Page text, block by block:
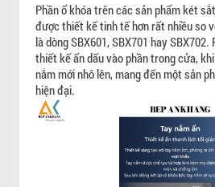
Phần ổ khóa trên các sản phẩm két
được thiết kế tinh tế hơn rất nhiều so
là dòng SBX601, SBX701 hay
thiết kế ẩn dấu vào phần trong cửa,
nắm mới nhô lên, mang đến một sản
hiện đại.